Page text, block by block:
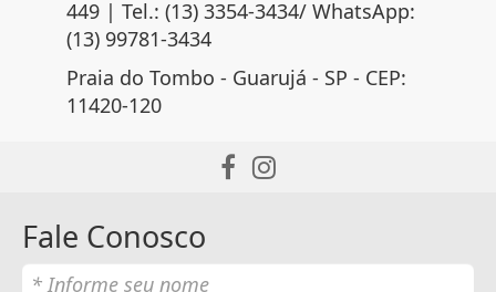
449 | Tel.: (13) 3354-3434/ WhatsApp:
(13) 99781-3434
Praia do Tombo - Guarujá - SP - CEP:
11420-120
Fale Conosco